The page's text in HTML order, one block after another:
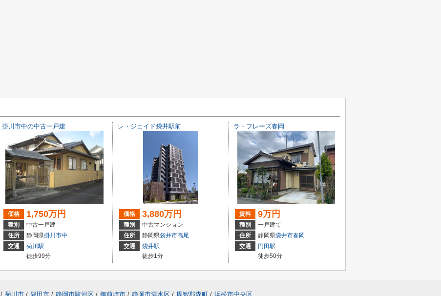
掛川市中の中古一戸建
価格 1,750万円
種別
中古一戸建
住所
静岡県掛川市中
交通
菊川駅
徒歩99分
レ・ジェイド袋井駅前
価格 3,880万円
種別
中古マンション
住所
静岡県袋井市高尾
交通
袋井駅
徒歩1分
ラ・フレーズ春岡
賃料 9万円
種別
一戸建て
住所
静岡県袋井市春岡
交通
円田駅
徒歩50分
/ 菊川市 / 磐田市 / 静岡市駿河区 / 御前崎市 / 静岡市清水区 / 周智郡森町 / 浜松市中央区